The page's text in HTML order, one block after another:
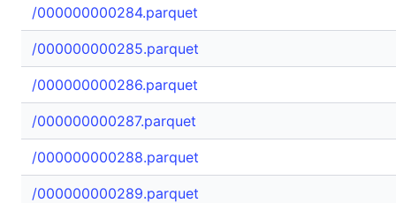
/000000000284.parquet
/000000000285.parquet
/000000000286.parquet
/000000000287.parquet
/000000000288.parquet
/000000000289.parquet